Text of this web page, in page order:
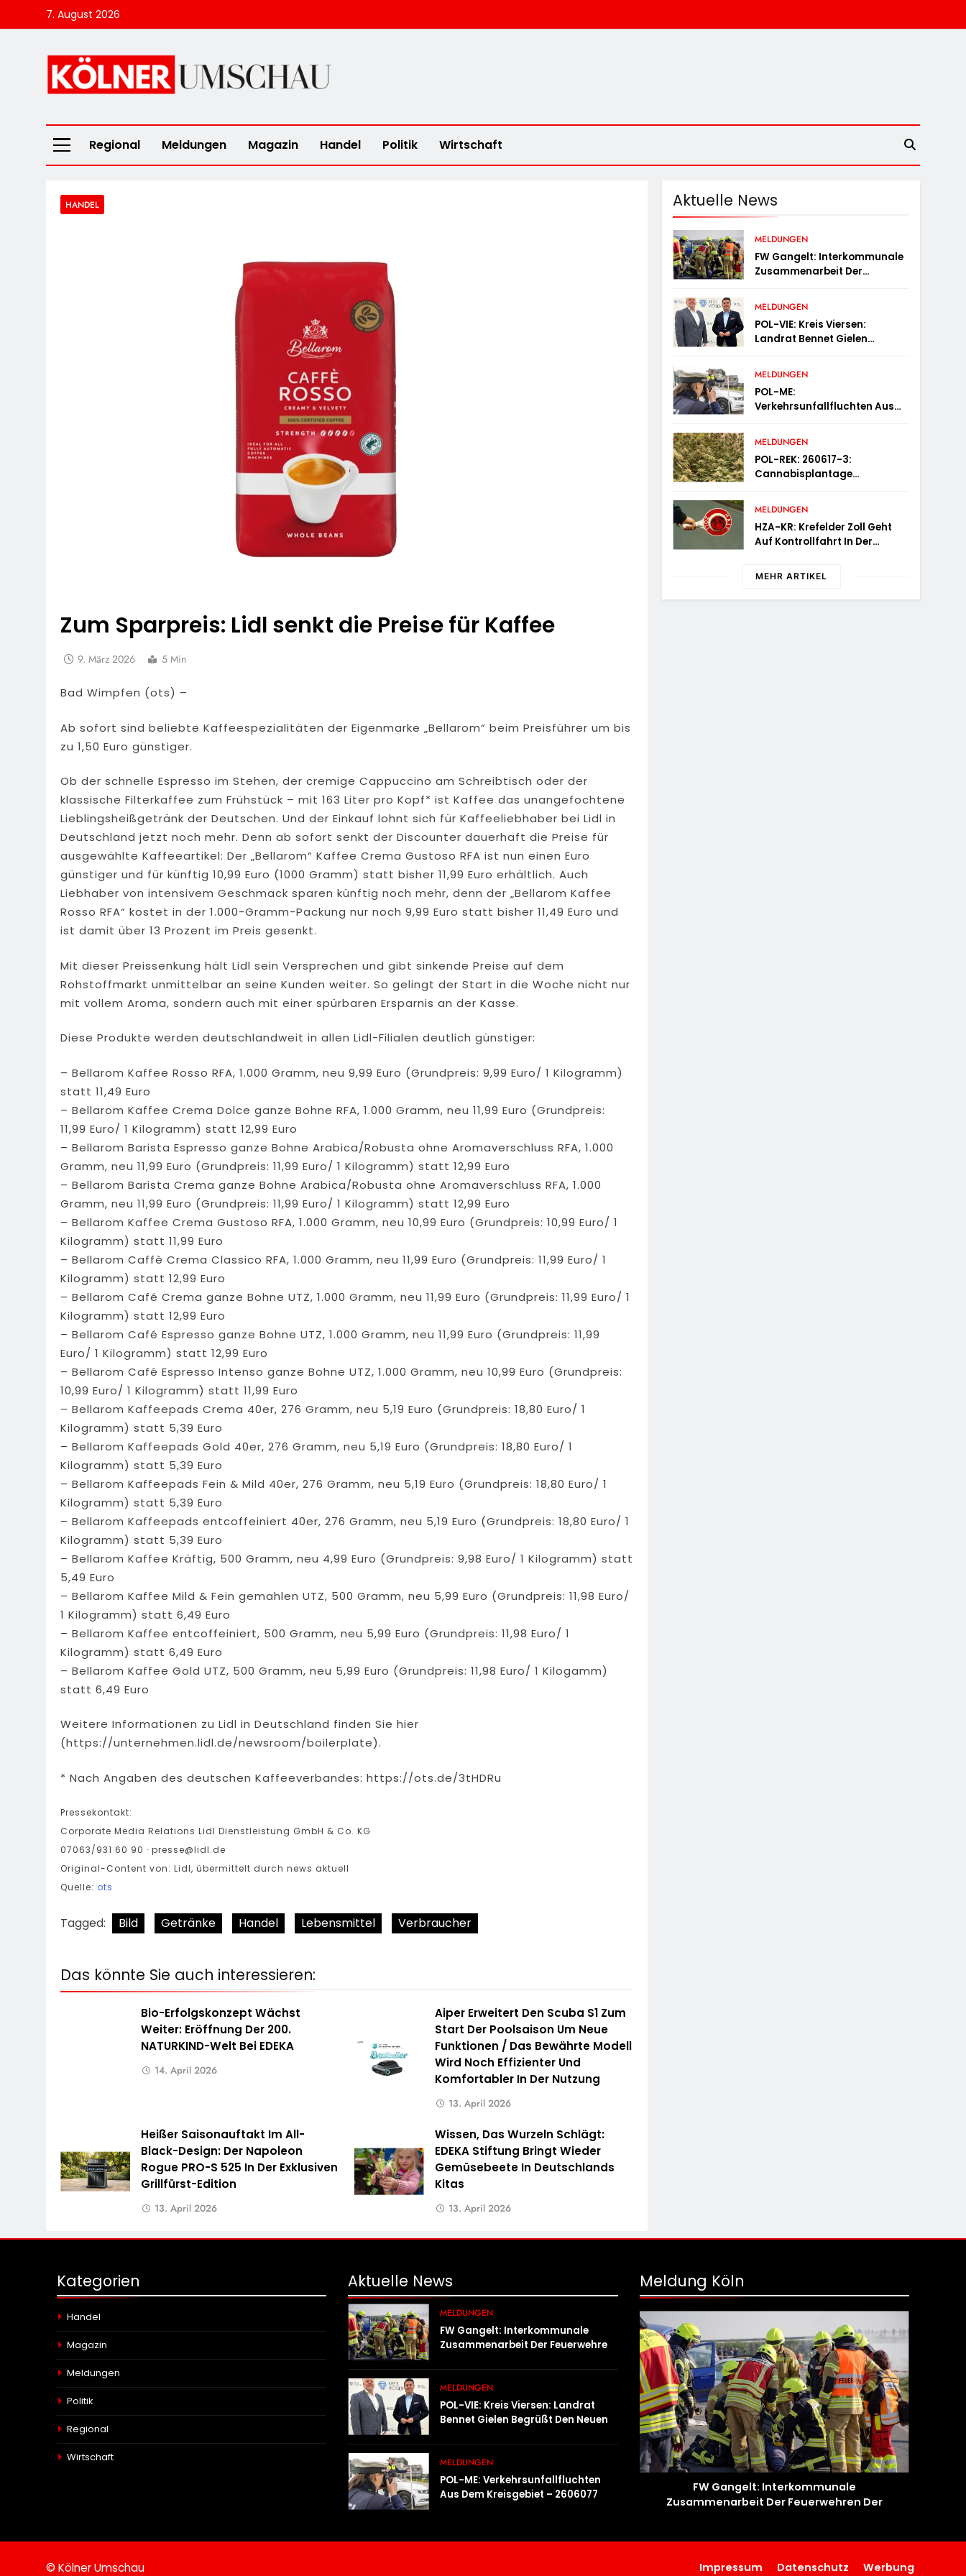
to
7. August 2026
Kölner Umschau
Regional Meldungen Magazin Handel Politik Wirtschaft
HANDEL
Zum Sparpreis: Lidl senkt die Preise für Kaffee
9. März 2026 5 Min
Bad Wimpfen (ots) –
Ab sofort sind beliebte Kaffeespezialitäten der Eigenmarke „Bellarom“ beim Preisführer um bis
zu 1,50 Euro günstiger.
Ob der schnelle Espresso im Stehen, der cremige Cappuccino am Schreibtisch oder der
klassische Filterkaffee zum Frühstück – mit 163 Liter pro Kopf* ist Kaffee das unangefochtene
Lieblingsheißgetränk der Deutschen. Und der Einkauf lohnt sich für Kaffeeliebhaber bei Lidl in
Deutschland jetzt noch mehr. Denn ab sofort senkt der Discounter dauerhaft die Preise für
ausgewählte Kaffeeartikel: Der „Bellarom“ Kaffee Crema Gustoso RFA ist nun einen Euro
günstiger und für künftig 10,99 Euro (1000 Gramm) statt bisher 11,99 Euro erhältlich. Auch
Liebhaber von intensivem Geschmack sparen künftig noch mehr, denn der „Bellarom Kaffee
Rosso RFA“ kostet in der 1.000-Gramm-Packung nur noch 9,99 Euro statt bisher 11,49 Euro und
ist damit über 13 Prozent im Preis gesenkt.
Mit dieser Preissenkung hält Lidl sein Versprechen und gibt sinkende Preise auf dem
Rohstoffmarkt unmittelbar an seine Kunden weiter. So gelingt der Start in die Woche nicht nur
mit vollem Aroma, sondern auch mit einer spürbaren Ersparnis an der Kasse.
Diese Produkte werden deutschlandweit in allen Lidl-Filialen deutlich günstiger:
– Bellarom Kaffee Rosso RFA, 1.000 Gramm, neu 9,99 Euro (Grundpreis: 9,99 Euro/ 1 Kilogramm)
statt 11,49 Euro
– Bellarom Kaffee Crema Dolce ganze Bohne RFA, 1.000 Gramm, neu 11,99 Euro (Grundpreis:
11,99 Euro/ 1 Kilogramm) statt 12,99 Euro
– Bellarom Barista Espresso ganze Bohne Arabica/Robusta ohne Aromaverschluss RFA, 1.000
Gramm, neu 11,99 Euro (Grundpreis: 11,99 Euro/ 1 Kilogramm) statt 12,99 Euro
– Bellarom Barista Crema ganze Bohne Arabica/Robusta ohne Aromaverschluss RFA, 1.000
Gramm, neu 11,99 Euro (Grundpreis: 11,99 Euro/ 1 Kilogramm) statt 12,99 Euro
– Bellarom Kaffee Crema Gustoso RFA, 1.000 Gramm, neu 10,99 Euro (Grundpreis: 10,99 Euro/ 1
Kilogramm) statt 11,99 Euro
– Bellarom Caffè Crema Classico RFA, 1.000 Gramm, neu 11,99 Euro (Grundpreis: 11,99 Euro/ 1
Kilogramm) statt 12,99 Euro
– Bellarom Café Crema ganze Bohne UTZ, 1.000 Gramm, neu 11,99 Euro (Grundpreis: 11,99 Euro/ 1
Kilogramm) statt 12,99 Euro
– Bellarom Café Espresso ganze Bohne UTZ, 1.000 Gramm, neu 11,99 Euro (Grundpreis: 11,99
Euro/ 1 Kilogramm) statt 12,99 Euro
– Bellarom Café Espresso Intenso ganze Bohne UTZ, 1.000 Gramm, neu 10,99 Euro (Grundpreis:
10,99 Euro/ 1 Kilogramm) statt 11,99 Euro
– Bellarom Kaffeepads Crema 40er, 276 Gramm, neu 5,19 Euro (Grundpreis: 18,80 Euro/ 1
Kilogramm) statt 5,39 Euro
– Bellarom Kaffeepads Gold 40er, 276 Gramm, neu 5,19 Euro (Grundpreis: 18,80 Euro/ 1
Kilogramm) statt 5,39 Euro
– Bellarom Kaffeepads Fein & Mild 40er, 276 Gramm, neu 5,19 Euro (Grundpreis: 18,80 Euro/ 1
Kilogramm) statt 5,39 Euro
– Bellarom Kaffeepads entcoffeiniert 40er, 276 Gramm, neu 5,19 Euro (Grundpreis: 18,80 Euro/ 1
Kilogramm) statt 5,39 Euro
– Bellarom Kaffee Kräftig, 500 Gramm, neu 4,99 Euro (Grundpreis: 9,98 Euro/ 1 Kilogramm) statt
5,49 Euro
– Bellarom Kaffee Mild & Fein gemahlen UTZ, 500 Gramm, neu 5,99 Euro (Grundpreis: 11,98 Euro/
1 Kilogramm) statt 6,49 Euro
– Bellarom Kaffee entcoffeiniert, 500 Gramm, neu 5,99 Euro (Grundpreis: 11,98 Euro/ 1
Kilogramm) statt 6,49 Euro
– Bellarom Kaffee Gold UTZ, 500 Gramm, neu 5,99 Euro (Grundpreis: 11,98 Euro/ 1 Kilogamm)
statt 6,49 Euro
Weitere Informationen zu Lidl in Deutschland finden Sie hier
(https://unternehmen.lidl.de/newsroom/boilerplate).
* Nach Angaben des deutschen Kaffeeverbandes: https://ots.de/3tHDRu
Pressekontakt:
Corporate Media Relations Lidl Dienstleistung GmbH & Co. KG
07063/931 60 90 · presse@lidl.de
Original-Content von: Lidl, übermittelt durch news aktuell
Quelle: ots
Tagged: Bild Getränke Handel Lebensmittel Verbraucher
Das könnte Sie auch interessieren:
Bio-Erfolgskonzept Wächst
Weiter: Eröffnung Der 200.
NATURKIND-Welt Bei EDEKA
14. April 2026
Aiper Erweitert Den Scuba S1 Zum
Start Der Poolsaison Um Neue
Funktionen / Das Bewährte Modell
Wird Noch Effizienter Und
Komfortabler In Der Nutzung
13. April 2026
Heißer Saisonauftakt Im All-
Black-Design: Der Napoleon
Rogue PRO-S 525 In Der Exklusiven
Grillfürst-Edition
13. April 2026
Wissen, Das Wurzeln Schlägt:
EDEKA Stiftung Bringt Wieder
Gemüsebeete In Deutschlands
Kitas
13. April 2026
Aktuelle News
MELDUNGEN
FW Gangelt: Interkommunale
Zusammenarbeit Der
MELDUNGEN
POL-VIE: Kreis Viersen:
Landrat Bennet Gielen
Kriminalpolizei
MELDUNGEN
POL-ME:
Verkehrsunfallfluchten Aus
MELDUNGEN
POL-REK: 260617-3:
Cannabisplantage
MELDUNGEN
HZA-KR: Krefelder Zoll Geht
Auf Kontrollfahrt In Der
MEHR ARTIKEL
Kategorien
Handel
Magazin
Meldungen
Politik
Regional
Wirtschaft
Aktuelle News
MELDUNGEN
FW Gangelt: Interkommunale
Zusammenarbeit Der Feuerwehren
Gangelt
MELDUNGEN
POL-VIE: Kreis Viersen: Landrat
Bennet Gielen Begrüßt Den Neuen
MELDUNGEN
POL-ME: Verkehrsunfallfluchten
Aus Dem Kreisgebiet – 2606077
Meldung Köln
FW Gangelt: Interkommunale
Zusammenarbeit Der Feuerwehren Der
© Kölner Umschau Impressum Datenschutz Werbung